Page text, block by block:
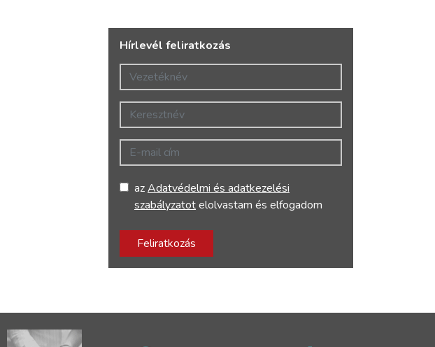
Hírlevél feliratkozás
Vezetéknév
Keresztnév
E-mail cím
azAdatvédelmi és adatkezelési
szabályzatotelolvastam és elfogadom
Feliratkozás